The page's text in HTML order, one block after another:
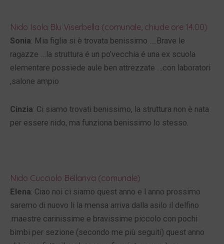
Nido Isola Blu Viserbella (comunale, chiude ore 14.00)
Sonia: Mia figlia si è trovata benissimo ….Brave le
ragazze …la struttura é un po’vecchia é una ex scuola
elementare possiede aule ben attrezzate …con laboratori
,salone ampio
Cinzia: Ci siamo trovati benissimo, la struttura non è nata
per essere nido, ma funziona benissimo lo stesso.
Nido Cucciolo Bellariva (comunale)
Elena: Ciao noi ci siamo quest anno e l anno prossimo
saremo di nuovo li la mensa arriva dalla asilo il delfino
.maestre carinissime e bravissime piccolo con pochi
bimbi per sezione (secondo me più seguiti) quest anno